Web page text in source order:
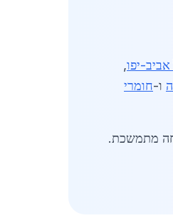
יפו,
ו-חומרי
בצמיחה מתמשכת.